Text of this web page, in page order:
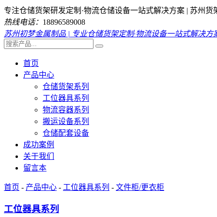
专注仓储货架研发定制·物流仓储设备一站式解决方案 | 苏州货
热线电话： 18896589008
苏州初梦金属制品 | 专业仓储货架定制·物流设备一站式解决方
首页
产品中心
仓储货架系列
工位器具系列
物流容器系列
搬运设备系列
仓储配套设备
成功案例
关于我们
留言本
首页 - 产品中心 - 工位器具系列 - 文件柜/更衣柜
工位器具系列